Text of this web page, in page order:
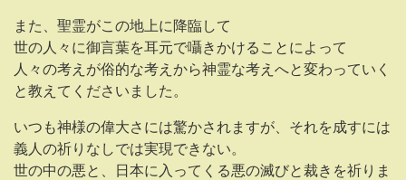
また、聖霊がこの地上に降臨して
世の人々に御言葉を耳元で囁きかけることによって
人々の考えが俗的な考えから神霊な考えへと変わっていく
と教えてくださいました。
いつも神様の偉大さには驚かされますが、それを成すには
義人の祈りなしでは実現できない。
世の中の悪と、日本に入ってくる悪の滅びと裁きを祈りま